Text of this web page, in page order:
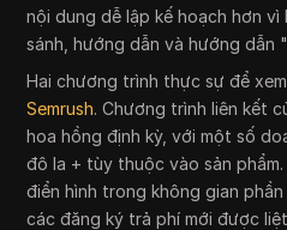
nội dung dễ lập kế hoạch hơn
sánh, hướng dẫn và hướng
Hai chương trình thực sự để
Semrush. Chương trình liên kết
hoa hồng định kỳ, với một số
đô la + tùy thuộc vào sản
điển hình trong không gian
các đăng ký trả phí mới được